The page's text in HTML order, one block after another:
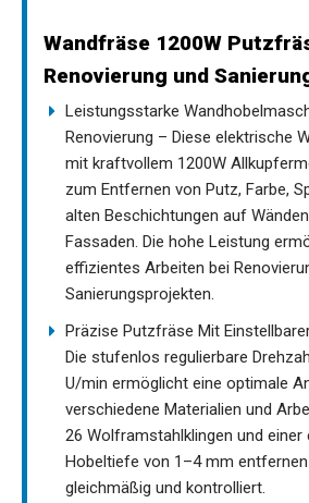
Wandfräse 1200W
Renovierung und
Leistungsstarke
Renovierung – Diese elektrische
mit kraftvollem 1200W
zum Entfernen von Putz, Farbe,
alten Beschichtungen auf
Fassaden. Die hohe Leistung
effizientes Arbeiten bei
Sanierungsprojekten.
Präzise Putzfräse Mit
Die stufenlos regulierbare
U/min ermöglicht eine optimale
verschiedene Materialien und
26 Wolframstahlklingen und einer
Hobeltiefe von 1–4 mm
gleichmäßig und kontrolliert.